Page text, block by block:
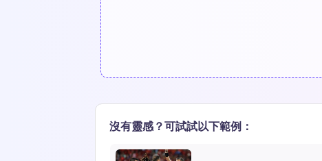
沒有靈感？可試試以下範例：